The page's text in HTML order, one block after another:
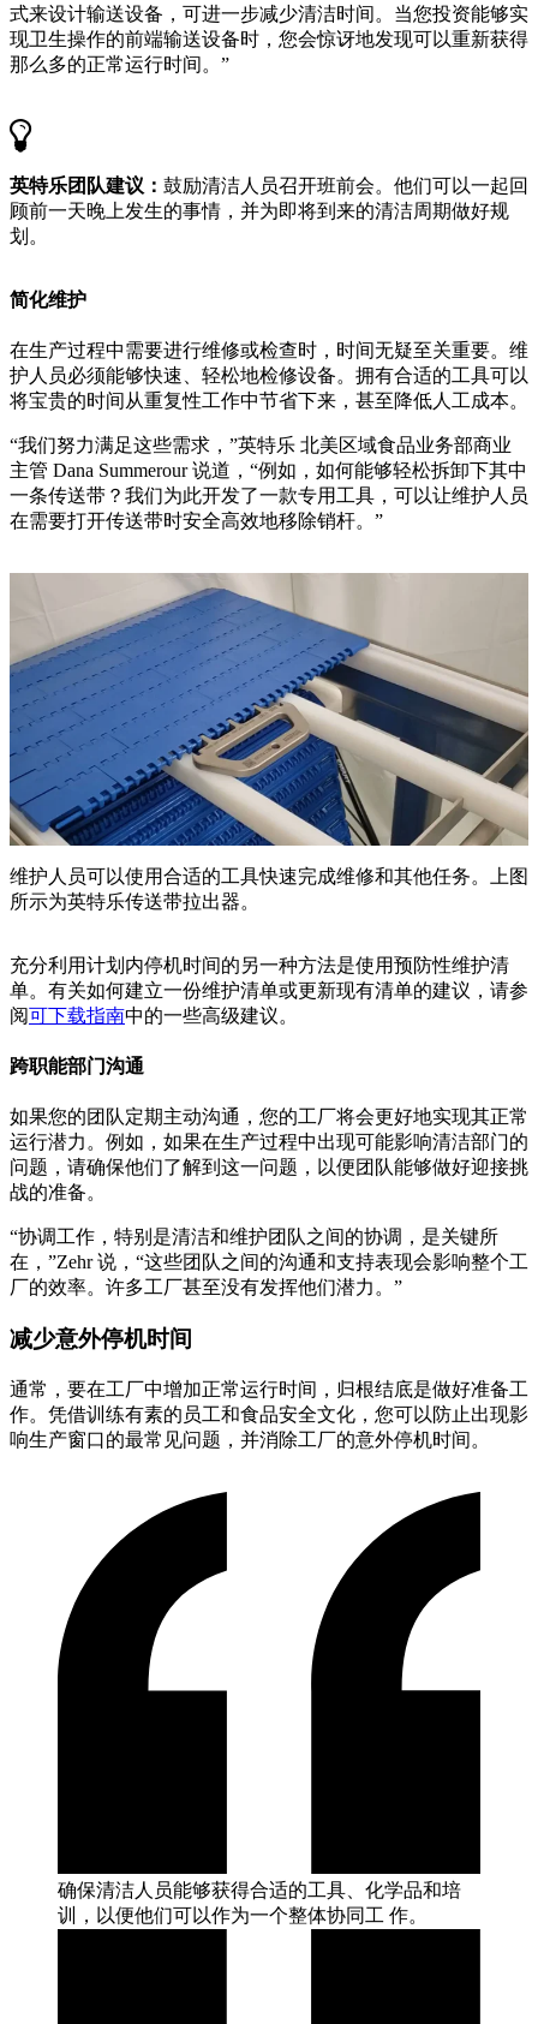
式来设计输送设备，可进一步减少清洁时间。当您投资能够实
现卫生操作的前端输送设备时，您会惊讶地发现可以重新获得
那么多的正常运行时间。”
英特乐团队建议： 鼓励清洁人员召开班前会。他们可以一起回
顾前一天晚上发生的事情，并为即将到来的清洁周期做好规
划。
简化维护
在生产过程中需要进行维修或检查时，时间无疑至关重要。维
护人员必须能够快速、轻松地检修设备。拥有合适的工具可以
将宝贵的时间从重复性工作中节省下来，甚至降低人工成本。
“我们努力满足这些需求，”英特乐 北美区域食品业务部商业
主管 Dana Summerour 说道，“例如，如何能够轻松拆卸下其中
一条传送带？我们为此开发了一款专用工具，可以让维护人员
在需要打开传送带时安全高效地移除销杆。”
维护人员可以使用合适的工具快速完成维修和其他任务。上图
所示为英特乐传送带拉出器。
充分利用计划内停机时间的另一种方法是使用预防性维护清
单。有关如何建立一份维护清单或更新现有清单的建议，请参
阅可下载指南中的一些高级建议。
跨职能部门沟通
如果您的团队定期主动沟通，您的工厂将会更好地实现其正常
运行潜力。例如，如果在生产过程中出现可能影响清洁部门的
问题，请确保他们了解到这一问题，以便团队能够做好迎接挑
战的准备。
“协调工作，特别是清洁和维护团队之间的协调，是关键所
在，”Zehr 说，“这些团队之间的沟通和支持表现会影响整个工
厂的效率。许多工厂甚至没有发挥他们潜力。”
减少意外停机时间
通常，要在工厂中增加正常运行时间，归根结底是做好准备工
作。凭借训练有素的员工和食品安全文化，您可以防止出现影
响生产窗口的最常见问题，并消除工厂的意外停机时间。
确保清洁人员能够获得合适的工具、化学品和培
训，以便他们可以作为一个整体协同工 作。